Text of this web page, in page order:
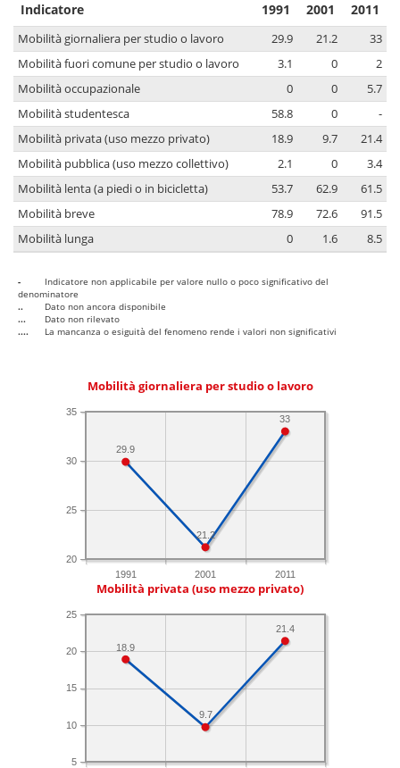
Indicatore 1991 2001 2011
Mobilità giornaliera per studio o lavoro 29.9 21.2
33
Mobilità fuori comune per studio o lavoro
3.1 0
2
Mobilità occupazionale
0 0
5.7
Mobilità studentesca
58.8 0
-
Mobilità privata (uso mezzo privato)
18.9 9.7
21.4
Mobilità pubblica (uso mezzo collettivo)
2.1 0
3.4
Mobilità lenta (a piedi o in bicicletta)
53.7 62.9
61.5
Mobilità breve
78.9 72.6
91.5
Mobilità lunga
0 1.6 8.5
-
Indicatore non applicabile per valore nullo o poco significativo del
denominatore
..
Dato non ancora disponibile
...
Dato non rilevato
....
La mancanza o esiguità del fenomeno rende i valori non significativi
Mobilità giornaliera per studio o lavoro
1991 2001 2011
20
25
30
35
33
21.2
29.9
Mobilità privata (uso mezzo privato)
5
10
15
20
25
21.4
9.7
18.9